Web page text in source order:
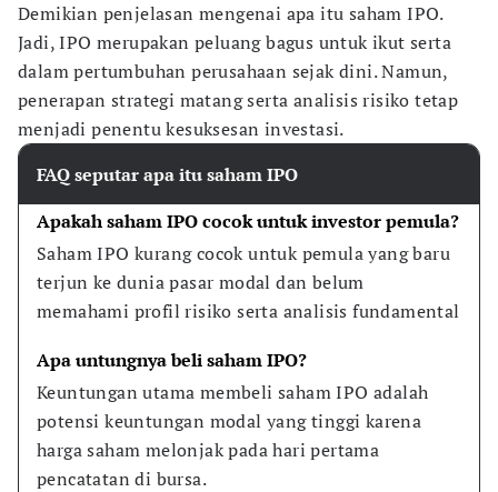
Demikian penjelasan mengenai apa itu saham IPO.
Jadi, IPO merupakan peluang bagus untuk ikut serta
dalam pertumbuhan perusahaan sejak dini. Namun,
penerapan strategi matang serta analisis risiko tetap
menjadi penentu kesuksesan investasi.
FAQ seputar apa itu saham IPO
Apakah saham IPO cocok untuk investor pemula?
Saham IPO kurang cocok untuk pemula yang baru
terjun ke dunia pasar modal dan belum
memahami profil risiko serta analisis fundamental
Apa untungnya beli saham IPO?
Keuntungan utama membeli saham IPO adalah
potensi keuntungan modal yang tinggi karena
harga saham melonjak pada hari pertama
pencatatan di bursa.